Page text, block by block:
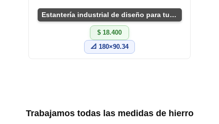
Estantería industrial de diseño para tu sala
$ 18.400
📐 180×90.34
Trabajamos todas las medidas de hierro